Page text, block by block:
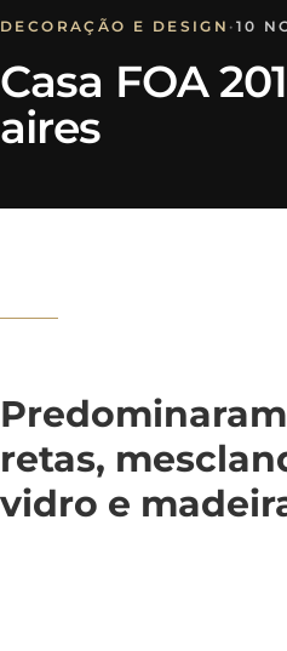
DECORAÇÃO E DESIGN · 10
Casa FOA
aires
retas,
vidro e